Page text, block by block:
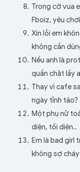
Trong cờ vua
Fboiz, yêu
Xin lỗi em
không cần
Nếu anh là
quấn chặt lấy
Thay vì cafe
ngày tỉnh táo?
Một phụ nữ
diện, tối diện..
Em là bad girl
không sợ